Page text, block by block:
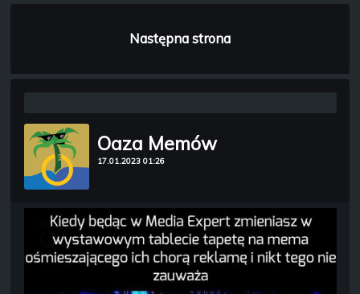
Następna strona
Oaza Memów
17.01.2023 01:26